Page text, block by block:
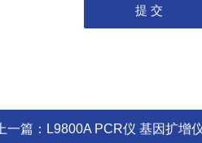
上一篇： L9800A PCR仪 基因扩增